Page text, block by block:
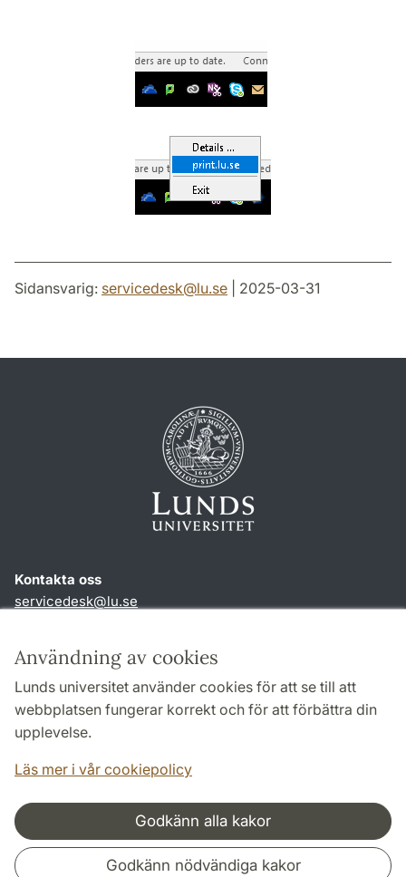
Användning av cookies
Lunds universitet använder cookies för att se till att
webbplatsen fungerar korrekt och för att förbättra din
upplevelse.
Läs mer i vår cookiepolicy
Godkänn alla kakor
Godkänn nödvändiga kakor
Sidansvarig: servicedesk@lu.se | 2025-03-31
Kontakta oss
servicedesk@lu.se
Genvägar
Om webbplatsen och cookies
Behandling av personuppgifter
Tillgänglighetsredogörelse
Samarbeten och nätverk